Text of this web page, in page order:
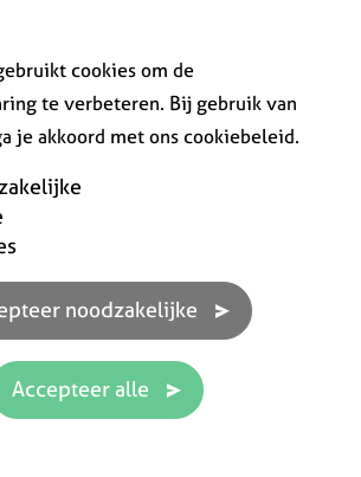
cookies om de
te verbeteren. Bij gebruik van
je akkoord met ons cookiebeleid.